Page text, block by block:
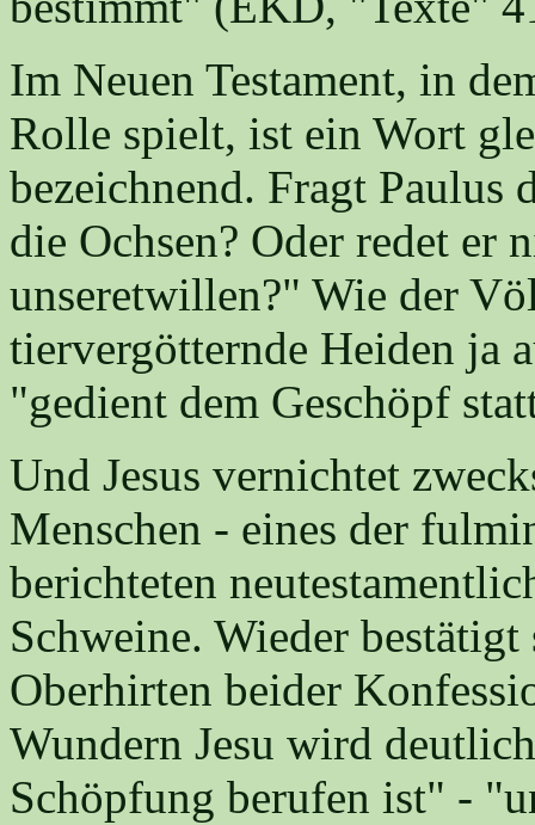
Im Neuen Testament, in
Rolle spielt, ist ein Wort
bezeichnend. Fragt Paulus
die Ochsen? Oder redet er
unseretwillen?" Wie der
tiervergötternde Heiden ja
"gedient dem Geschöpf
Und Jesus vernichtet
Menschen - eines der
berichteten
Schweine. Wieder
Oberhirten beider
Wundern Jesu wird
Schöpfung berufen ist" -